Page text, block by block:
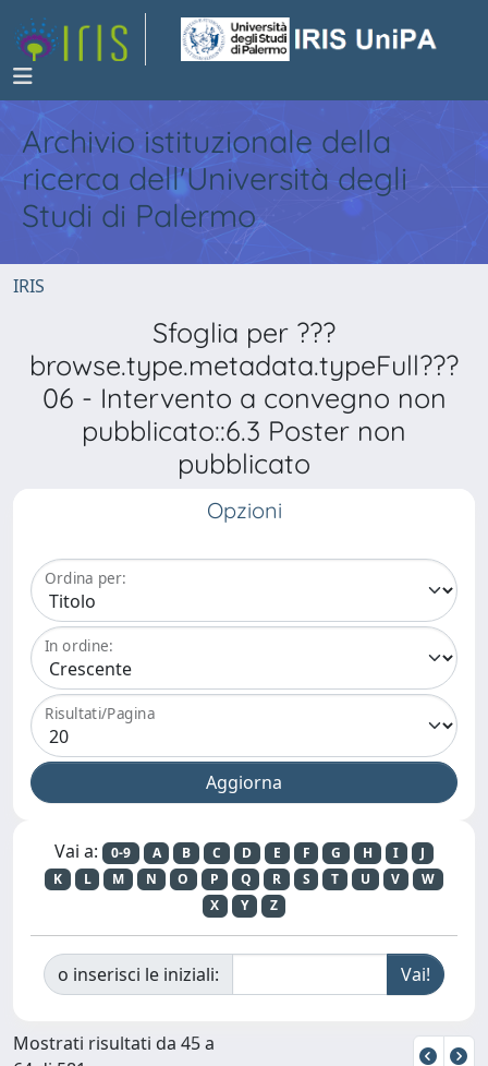
Archivio istituzionale della
ricerca dell'Università degli
Studi di Palermo
IRIS
Sfoglia per ???
browse.type.metadata.typeFull???
06 - Intervento a convegno non
pubblicato::6.3 Poster non
pubblicato
Opzioni
Ordina per:
In ordine:
Risultati/Pagina
Vai a: 0-9 A B C D E F G H I
J
K
L M N O P Q R S T U V
W
X
Y Z
o inserisci le iniziali:
Mostrati risultati da 45 a